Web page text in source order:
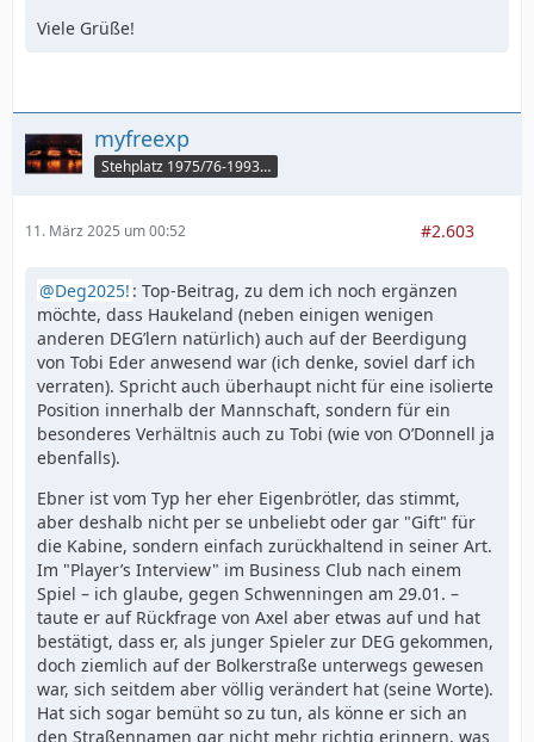
Viele Grüße!
myfreexp
Stehplatz 1975/76-1993/94
11. März 2025 um 00:52 #2.603
Deg2025! : Top-Beitrag, zu dem ich noch ergänzen
möchte, dass Haukeland (neben einigen wenigen
anderen DEG’lern natürlich) auch auf der Beerdigung
von Tobi Eder anwesend war (ich denke, soviel darf ich
verraten). Spricht auch überhaupt nicht für eine isolierte
Position innerhalb der Mannschaft, sondern für ein
besonderes Verhältnis auch zu Tobi (wie von O’Donnell ja
ebenfalls).
Ebner ist vom Typ her eher Eigenbrötler, das stimmt,
aber deshalb nicht per se unbeliebt oder gar "Gift" für
die Kabine, sondern einfach zurückhaltend in seiner Art.
Im "Player’s Interview" im Business Club nach einem
Spiel – ich glaube, gegen Schwenningen am 29.01. –
taute er auf Rückfrage von Axel aber etwas auf und hat
bestätigt, dass er, als junger Spieler zur DEG gekommen,
doch ziemlich auf der Bolkerstraße unterwegs gewesen
war, sich seitdem aber völlig verändert hat (seine Worte).
Hat sich sogar bemüht so zu tun, als könne er sich an
den Straßennamen gar nicht mehr richtig erinnern, was